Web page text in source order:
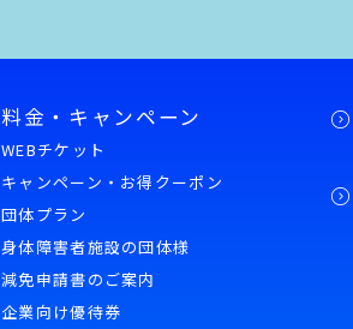
料金・キャンペーン
WEBチケット
キャンペーン・お得クーポン
団体プラン
身体障害者施設の団体様
減免申請書のご案内
企業向け優待券